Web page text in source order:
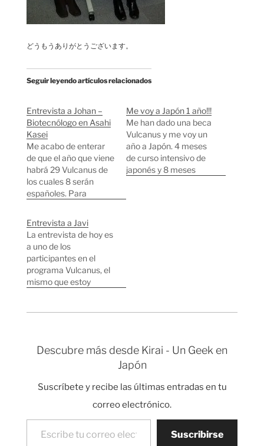
どうもうありがとうございます。
Seguir leyendo artículos relacionados
Entrevista a Johan –
Biotecnólogo en Asahi
Kasei
Me acabo de enterar
de que el año que viene
habrá 29 Vulcanus de
los cuales 8 serán
españoles. Para
actuales Vulcanus.
Esta vez le toca a
Johan Hult que está
trabajando en la sede
central de Asahi Kasei
(Una de las…
Me voy a Japón 1 año!!!
Me han dado una beca
Vulcanus y me voy un
año a Japón. 4 meses
de curso intensivo de
japonés y 8 meses
Entrevista a Javi
La entrevista de hoy es
a uno de los
participantes en el
programa Vulcanus, el
mismo que estoy
envía mails
escribirme leed el F.A.Q.
Descubre más desde Kirai - Un Geek en
Japón
Suscríbete y recibe las últimas entradas en tu
correo electrónico.
Escribe tu correo electrónico…
Suscribirse